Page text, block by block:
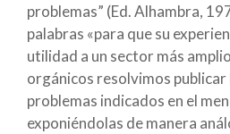
problemas” (Ed. Alhambra,
palabras «para que su
utilidad a un sector más
orgánicos resolvimos publicar
problemas indicados en el
exponiéndolas de manera